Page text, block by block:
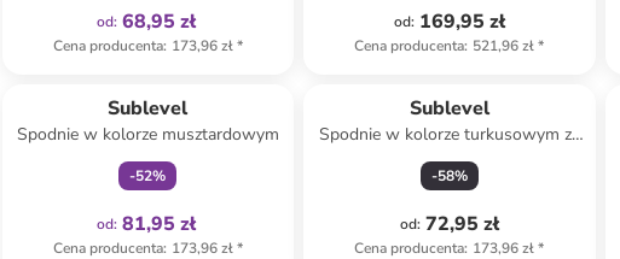
od: 68,95 zł
Cena producenta: 173,96 zł*
od: 169,95 zł
Cena producenta: 521,96 zł*
Sublevel
Spodnie w kolorze musztardowym
-52%
od: 81,95 zł
Cena producenta: 173,96 zł*
Sublevel
Spodnie w kolorze turkusowym ze
wzorem
-58%
od: 72,95 zł
Cena producenta: 173,96 zł*